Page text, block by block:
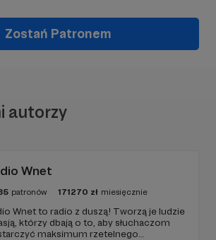
Zostań Patronem
autorzy
Wnet
patronów 171270 zł miesięcznie
Wnet to radio z duszą! Tworzą je ludzie
którzy dbają o to, aby słuchaczom
maksimum rzetelnego